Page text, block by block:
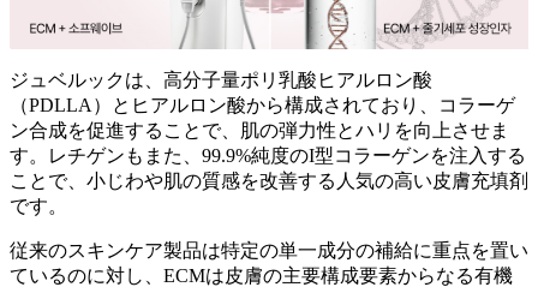
ジュベルックは、高分子量ポリ乳酸ヒアルロン酸
（PDLLA）とヒアルロン酸から構成されており、コラーゲ
ン合成を促進することで、肌の弾力性とハリを向上させま
す。レチゲンもまた、99.9%純度のI型コラーゲンを注入する
ことで、小じわや肌の質感を改善する人気の高い皮膚充填剤
です。
従来のスキンケア製品は特定の単一成分の補給に重点を置い
ているのに対し、ECMは皮膚の主要構成要素からなる有機